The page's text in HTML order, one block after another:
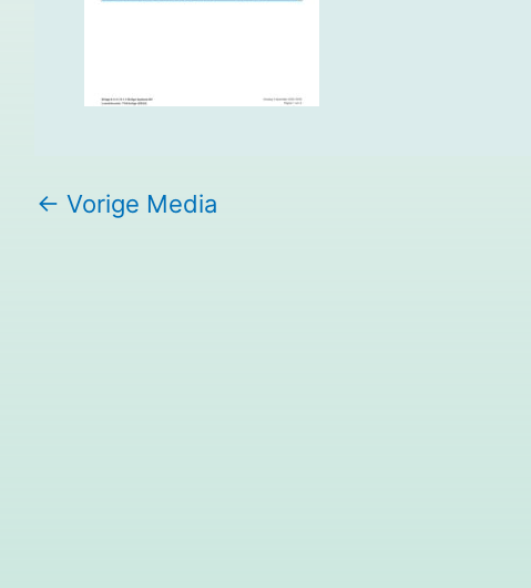
← Vorige Media